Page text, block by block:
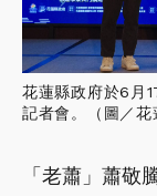
花蓮縣政府於6月
記者會。（圖／花
「老蕭」蕭敬